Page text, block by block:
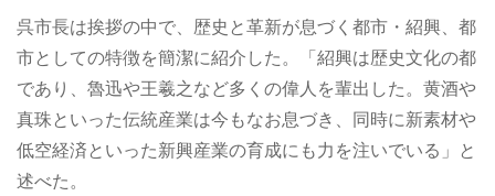
呉市長は挨拶の中で、歴史と革新が息づく都市・紹興、都
市としての特徴を簡潔に紹介した。「紹興は歴史文化の都
であり、魯迅や王羲之など多くの偉人を輩出した。黄酒や
真珠といった伝統産業は今もなお息づき、同時に新素材や
低空経済といった新興産業の育成にも力を注いでいる」と
述べた。